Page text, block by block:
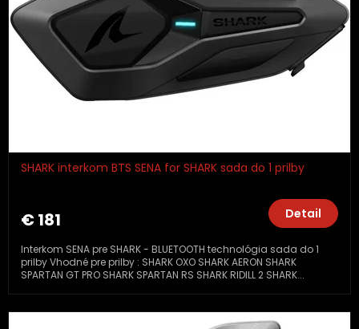
SHARK interkom BTS SENA for SHARK sada do 1 prilby
€ 181 Detail
Interkom SENA pre SHARK - BLUETOOTH technológia sada do 1
prilby Vhodné pre prilby : SHARK OXO SHARK AERON SHARK
SPARTAN GT PRO SHARK SPARTAN RS SHARK RIDILL 2 SHARK...